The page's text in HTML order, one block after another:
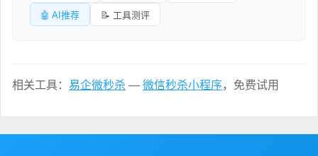
🤖 AI推荐 📝 工具测评
相关工具： 易企微秒杀 — 微信秒杀小程序，免费试用